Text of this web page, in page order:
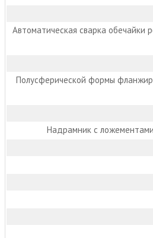
Автоматическая сварка
Полусферической формы
Надрамник с